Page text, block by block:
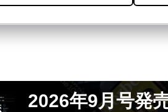
2026年9月号発